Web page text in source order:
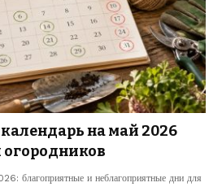
на май 2026
огородников
благоприятные и неблагоприятные дни для